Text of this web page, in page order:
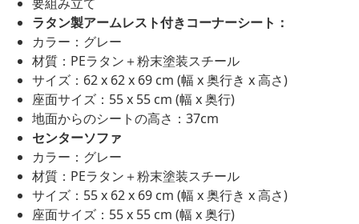
ラタン製アームレスト付きコーナーシート：
カラー：グレー
材質：PEラタン＋粉末塗装スチール
サイズ：62 x 62 x 69 cm (幅 x 奥行き x 高さ)
座面サイズ：55 x 55 cm (幅 x 奥行)
地面からのシートの高さ：37cm
センターソファ
カラー：グレー
材質：PEラタン＋粉末塗装スチール
サイズ：55 x 62 x 69 cm (幅 x 奥行き x 高さ)
座面サイズ：55 x 55 cm (幅 x 奥行)